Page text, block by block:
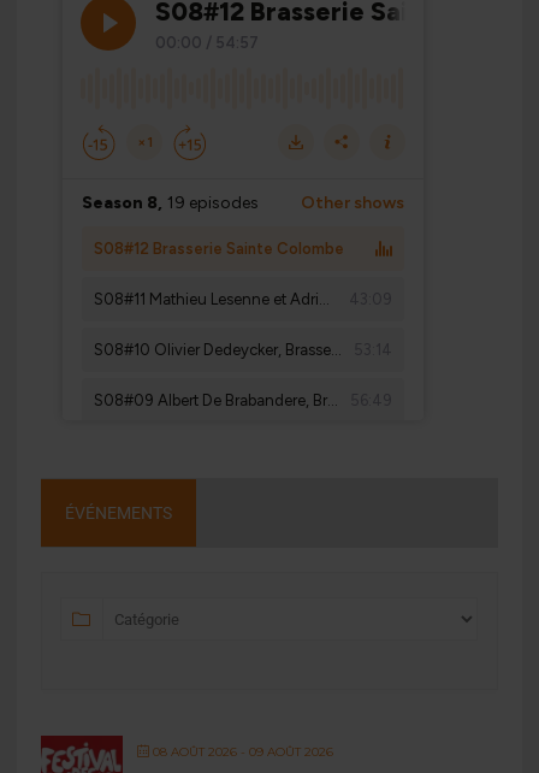
ÉVÉNEMENTS
08 AOÛT 2026- 09 AOÛT 2026